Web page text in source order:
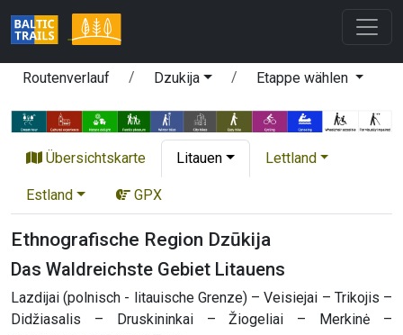
Routenverlauf Dzukija Etappe wählen
Übersichtskarte Litauen Lettland
Estland GPX
Ethnografische Region Dzūkija
Das Waldreichste Gebiet Litauens
Lazdijai (polnisch - litauische Grenze) – Veisiejai – Trikojis –
Didžiasalis – Druskininkai – Žiogeliai – Merkinė –